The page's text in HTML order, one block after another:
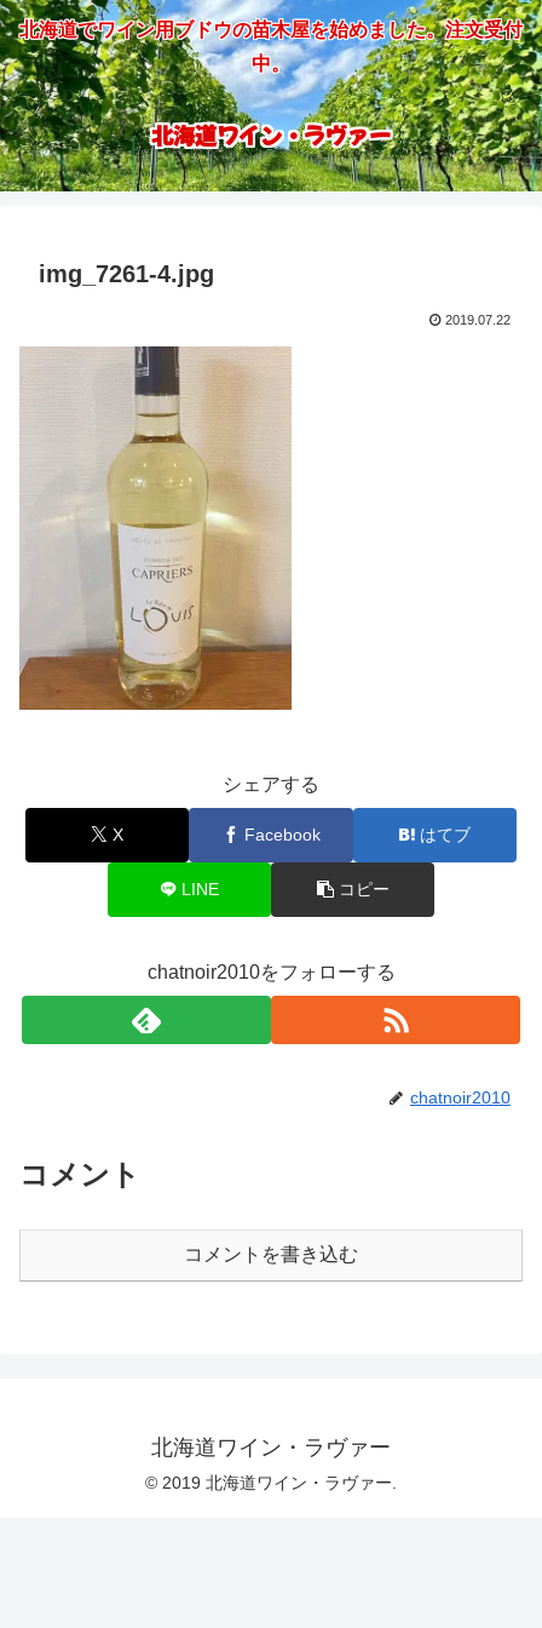
北海道でワイン用ブドウの苗木屋を始めました。注文受付
中。
北海道ワイン・ラヴァー
img_7261-4.jpg
2019.07.22
シェアする
X Facebook はてブ
LINE コピー
chatnoir2010をフォローする
chatnoir2010
コメント
コメントを書き込む
北海道ワイン・ラヴァー
© 2019 北海道ワイン・ラヴァー.